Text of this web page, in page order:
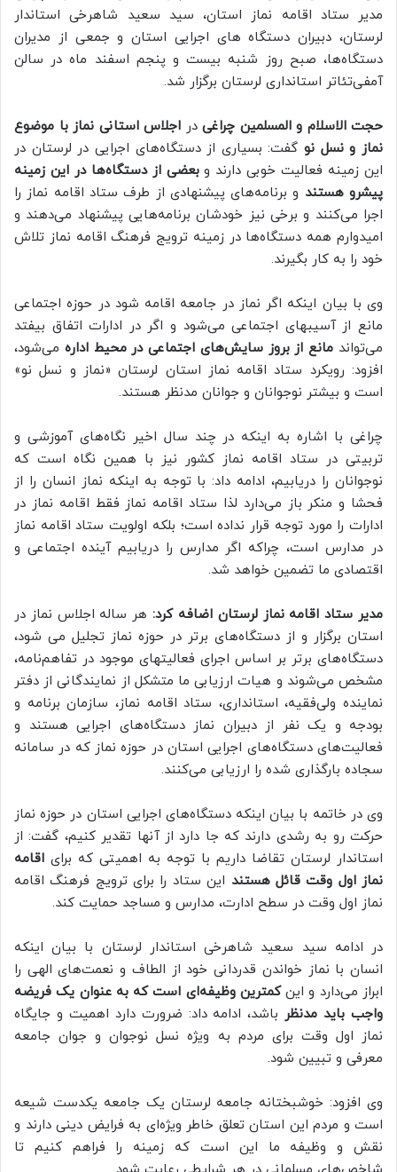
مدیر ستاد اقامه نماز استان، سید سعید شاهرخی استاندار
لرستان، دبیران دستگاه های اجرایی استان و جمعی از مدیران
دستگاه‌ها، صبح روز شنبه بیست و پنجم اسفند ماه در سالن
آمفی‌تئاتر استانداری لرستان برگزار شد.
حجت الاسلام و المسلمین چراغی در اجلاس استانی نماز با موضوع
نماز و نسل نو گفت: بسیاری از دستگاه‌های اجرایی در لرستان در
این زمینه فعالیت خوبی دارند وبعضی از دستگاه‌ها در این زمینه
پیشرو هستند و برنامه‌های پیشنهادی از طرف ستاد اقامه نماز را
اجرا می‌کنند و برخی نیز خودشان برنامه‌هایی پیشنهاد می‌دهند و
امیدوارم همه دستگاه‌ها در زمینه ترویج فرهنگ اقامه نماز تلاش
خود را به کار بگیرند.
وی با بیان اینکه اگر نماز در جامعه اقامه شود در حوزه اجتماعی
مانع از آسیب‎های اجتماعی می‌شود و اگر در ادارات اتفاق بیفتد
می‌‎تواند
مانع از بروز سایش‌های اجتماعی در محیط اداره می‌شود،
افزود: رویکرد ستاد اقامه نماز استان لرستان «نماز و نسل نو»
است و بیشتر نوجوانان و جوانان مدنظر هستند.
چراغی با اشاره به اینکه در چند سال اخیر نگاه‌های آموزشی و
تربیتی در ستاد اقامه نماز کشور نیز با همین نگاه است که
نوجوانان را دریابیم، ادامه داد: با توجه به اینکه نماز انسان را از
فحشا و منکر باز می‌‎دارد لذا ستاد اقامه نماز فقط اقامه نماز در
ادارات را مورد توجه قرار نداده است؛ بلکه اولویت ستاد اقامه نماز
در مدارس است، چراکه اگر مدارس را دریابیم آینده اجتماعی و
اقتصادی ما تضمین خواهد شد.
مدیر ستاد اقامه نماز لرستان اضافه کرد:هر ساله اجلاس نماز در
استان برگزار و از دستگاه‌های برتر در حوزه نماز تجلیل می‏ شود،
دستگاه‌های برتر بر اساس اجرای فعالیتهای موجود در تفاهم‌نامه‌،
مشخص می‌شوند و هیات ارزیابی ما متشکل از نمایندگانی از دفتر
نماینده ولی‌‎فقیه، استانداری، ستاد اقامه نماز، سازمان برنامه و
بودجه و یک نفر از دبیران نماز دستگاه‌های اجرایی هستند و
فعالیت‌های دستگاه‌های اجرایی استان در حوزه نماز که در سامانه
سجاده بارگذاری شده را ارزیابی می‌‎کنند.
وی در خاتمه با بیان اینکه دستگاه‌های اجرایی استان در حوزه نماز
حرکت رو به رشدی دارند که جا دارد از آنها تقدیر کنیم، گفت: از
استاندار لرستان تقاضا داریم با توجه به اهمیتی که برای اقامه
نماز اول وقت قائل هستند این ستاد را برای ترویج فرهنگ اقامه
نماز اول وقت در سطح ادارت، مدارس و مساجد حمایت کند.
در ادامه سید سعید شاهرخی استاندار لرستان با بیان اینکه
انسان با نماز خواندن قدردانی خود از الطاف و نعمت‌های الهی را
ابراز می‌دارد و اینکمترین وظیفه‌ای است که به عنوان یک فریضه
واجب باید مدنظر باشد، ادامه داد: ضرورت دارد اهمیت و جایگاه
نماز اول وقت برای مردم به ویژه نسل نوجوان و جوان جامعه
معرفی و تبیین شود.
وی افزود: خوشبختانه جامعه لرستان یک جامعه یکدست شیعه
است و مردم این استان تعلق خاطر ویژه‌ای به فرایض دینی دارند و
نقش و وظیفه ما این است که زمینه را فراهم کنیم تا